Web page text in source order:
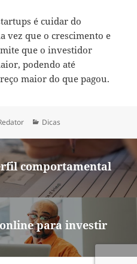
é cuidar do
vez que o crescimento e
que o investidor
podendo até
maior do que pagou.
Categorias
Dicas
comportamental
para investir